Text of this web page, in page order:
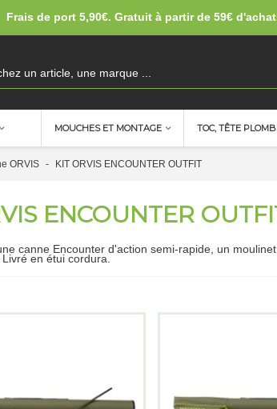
Frais de port 5,90€. Gratuit à partir de 59€
MOUCHES ET MONTAGE TOC, TÊTE
ORVIS - KIT ORVIS ENCOUNTER OUTFIT
ENCOUNTER
canne Encounter d'action semi-rapide, un
en étui cordura.